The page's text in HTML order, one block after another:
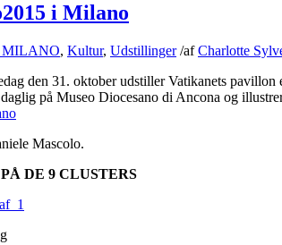
i Milano
MILANO, Kultur, Udstillinger /afCharlotte
den 31. oktober udstiller Vatikanets pavillon
på Museo Diocesano di Ancona og
Mascolo.
DE 9 CLUSTERS